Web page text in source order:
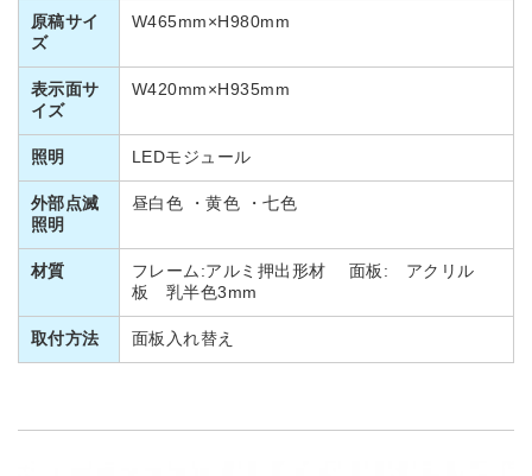
原稿サイ
ズ
W465mm×H980mm
表示面サ
イズ
W420mm×H935mm
照明 LEDモジュール
外部点滅
照明
昼白色 ・黄色 ・七色
材質
フレーム:アルミ押出形材 面板: アクリル
板 乳半色3mm
取付方法 面板入れ替え